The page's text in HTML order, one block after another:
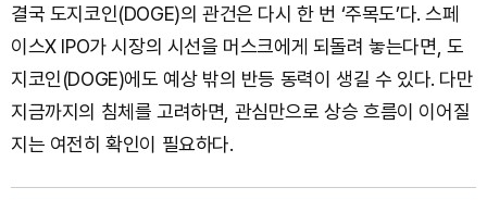
결국 도지코인(DOGE)의 관건은 다시 한 번 ‘주목도’다. 스페
이스X IPO가 시장의 시선을 머스크에게 되돌려 놓는다면, 도
지코인(DOGE)에도 예상 밖의 반등 동력이 생길 수 있다. 다만
지금까지의 침체를 고려하면, 관심만으로 상승 흐름이 이어질
지는 여전히 확인이 필요하다.